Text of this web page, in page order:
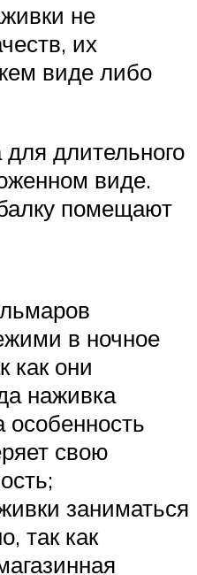
не
их
виде либо
длительного
виде.
помещают
в ночное
как они
наживка
особенность
свою
заниматься
так как